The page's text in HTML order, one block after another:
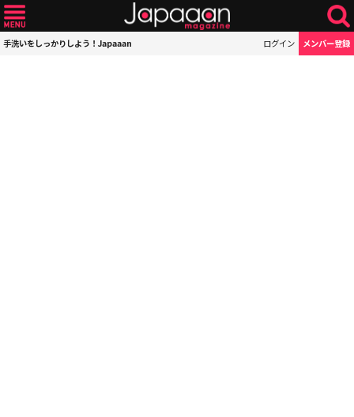
手洗いをしっかりしよう！Japaaan ログイン メンバー登録